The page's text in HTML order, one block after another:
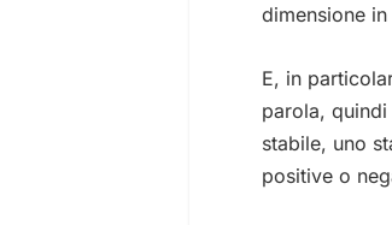
dimensione
E, in
parola, quindi
stabile, uno
positive o